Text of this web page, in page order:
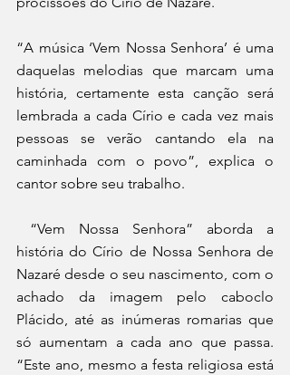
“A música ‘Vem Nossa Senhora’ é uma
daquelas melodias que marcam uma
história, certamente esta canção será
lembrada a cada Círio e cada vez mais
pessoas se verão cantando ela na
caminhada com o povo”, explica o
cantor sobre seu trabalho.
história do Círio de Nossa Senhora de
Nazaré desde o seu nascimento, com o
achado da imagem pelo caboclo
Plácido, até as inúmeras romarias que
só aumentam a cada ano que passa.
“Este ano, mesmo a festa religiosa está